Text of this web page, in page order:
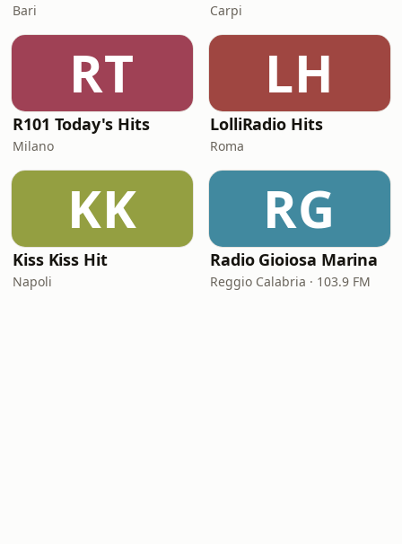
Bari Carpi
RT
R101 Today's Hits
Milano
LH
LolliRadio Hits
Roma
KK
Kiss Kiss Hit
Napoli
RG
Radio Gioiosa Marina
Reggio Calabria · 103.9 FM